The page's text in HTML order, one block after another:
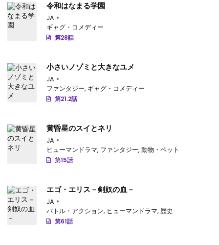
令和はなまる学園
JA
ギャグ・コメディー
第28話
小さいノゾミと大きなユメ
JA
ファンタジー, ギャグ・コメディー
第21.2話
黄昏星のスイとネリ
JA
ヒューマンドラマ, ファンタジー, 動物・ペット
第15話
エゴ・エリス－剣奴の血－
JA
バトル・アクション, ヒューマンドラマ, 歴史
第61話